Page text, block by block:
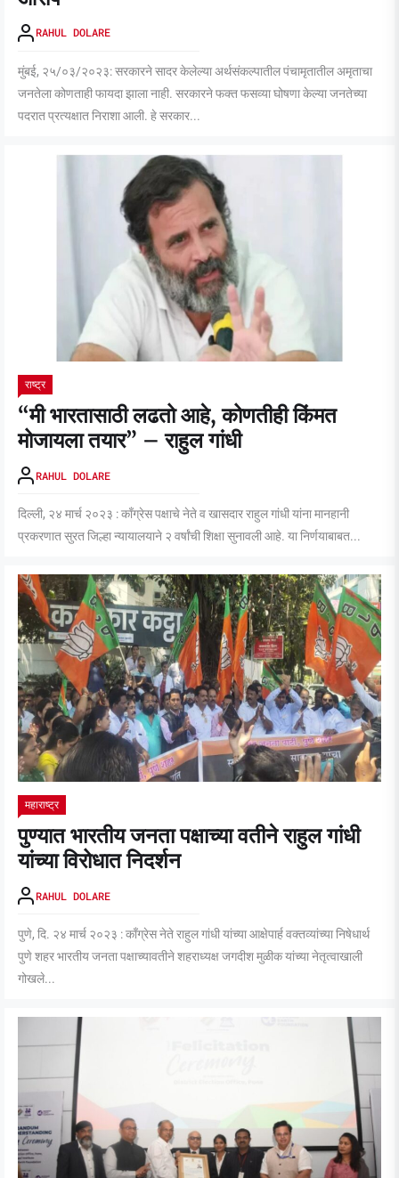
RAHUL DOLARE
मुंबई, २५/०३/२०२३: सरकारने सादर केलेल्या अर्थसंकल्पातील पंचामृतातील अमृताचा
जनतेला कोणताही फायदा झाला नाही. सरकारने फक्त फसव्या घोषणा केल्या जनतेच्या
पदरात प्रत्यक्षात निराशा आली. हे सरकार...
राष्ट्र
“मी भारतासाठी लढतो आहे, कोणतीही किंमत
मोजायला तयार” – राहुल गांधी
RAHUL DOLARE
दिल्ली, २४ मार्च २०२३ : काँग्रेस पक्षाचे नेते व खासदार राहुल गांधी यांना मानहानी
प्रकरणात सुरत जिल्हा न्यायालयाने २ वर्षांची शिक्षा सुनावली आहे. या निर्णयाबाबत...
महाराष्ट्र
पुण्यात भारतीय जनता पक्षाच्या वतीने राहुल गांधी
यांच्या विरोधात निदर्शन
RAHUL DOLARE
पुणे, दि. २४ मार्च २०२३ : काँग्रेस नेते राहुल गांधी यांच्या आक्षेपार्ह वक्तव्यांच्या निषेधार्थ
पुणे शहर भारतीय जनता पक्षाच्यावतीने शहराध्यक्ष जगदीश मुळीक यांच्या नेतृत्वाखाली
गोखले...